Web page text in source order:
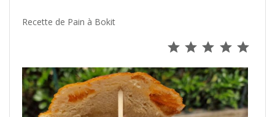
Recette de Pain à Bokit